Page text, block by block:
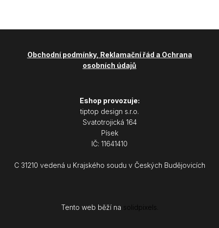
Obchodní podmínky, Reklamační řád a Ochrana
osobních údajů
Eshop provozuje:
tiptop design s.r.o.
Svatotrojická 164
Písek
IČ: 11641410
C 31210 vedená u Krajského soudu v Českých Budějovicích
Tento web běží na solidpixels.